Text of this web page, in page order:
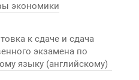
экономики
к сдаче и сдача
экзамена по
языку (английскому)